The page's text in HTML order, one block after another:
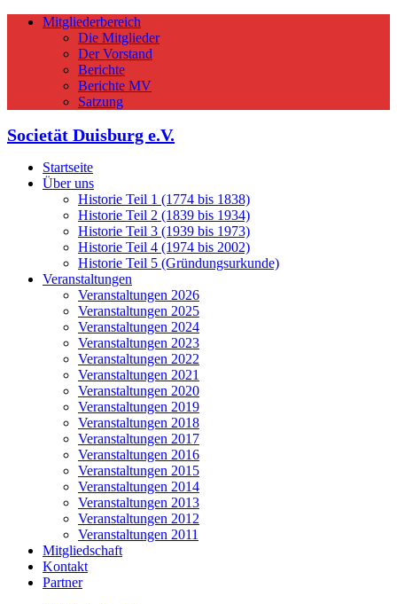
Mitgliederbereich
Die Mitglieder
Der Vorstand
Berichte
Berichte MV
Satzung
Societät Duisburg e.V.
Startseite
Über uns
Historie Teil 1 (1774 bis 1838)
Historie Teil 2 (1839 bis 1934)
Historie Teil 3 (1939 bis 1973)
Historie Teil 4 (1974 bis 2002)
Historie Teil 5 (Gründungsurkunde)
Veranstaltungen
Veranstaltungen 2026
Veranstaltungen 2025
Veranstaltungen 2024
Veranstaltungen 2023
Veranstaltungen 2022
Veranstaltungen 2021
Veranstaltungen 2020
Veranstaltungen 2019
Veranstaltungen 2018
Veranstaltungen 2017
Veranstaltungen 2016
Veranstaltungen 2015
Veranstaltungen 2014
Veranstaltungen 2013
Veranstaltungen 2012
Veranstaltungen 2011
Mitgliedschaft
Kontakt
Partner